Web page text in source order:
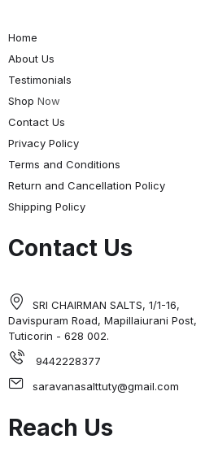
Home
About Us
Testimonials
Shop Now
Contact Us
Privacy Policy
Terms and Conditions
Return and Cancellation Policy
Shipping Policy
Contact Us
SRI CHAIRMAN SALTS, 1/1-16,
Davispuram Road, Mapillaiurani Post,
Tuticorin - 628 002.
9442228377
saravanasalttuty@gmail.com
Reach Us